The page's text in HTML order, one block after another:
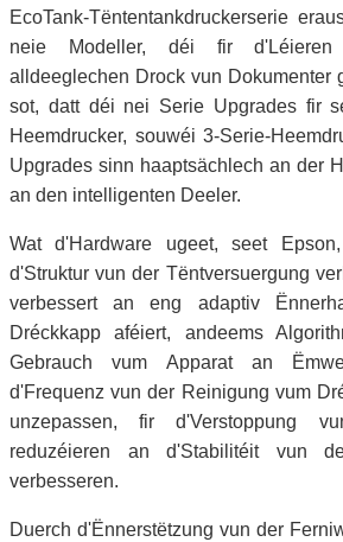
EcoTank-Tëntentankdruckerserie
neie Modeller, déi fir
alldeeglechen Drock vun Dokumenter
sot, datt déi nei Serie Upgrades fir
Heemdrucker, souwéi 3-Serie-
Upgrades sinn haaptsächlech an der
an den intelligenten Deeler.
Wat d'Hardware ugeet, seet
d'Struktur vun der Tëntversuergung
verbessert an eng adaptiv
Dréckkapp aféiert, andeems
Gebrauch vum Apparat an
d'Frequenz vun der Reinigung vum
unzepassen, fir d'Verstoppung
reduzéieren an d'Stabilitéit vun
verbesseren.
Duerch d'Ënnerstëtzung vun der